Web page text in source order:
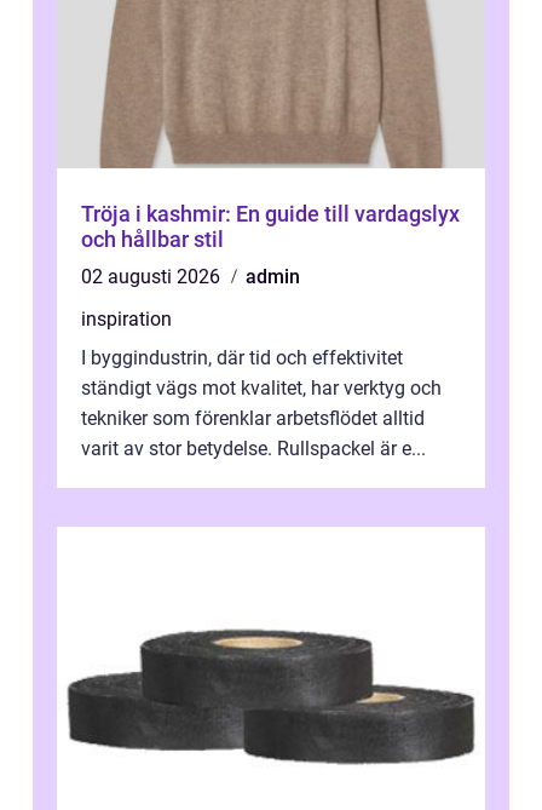
Tröja i kashmir: En guide till vardagslyx
och hållbar stil
02 augusti 2026
admin
inspiration
I byggindustrin, där tid och effektivitet
ständigt vägs mot kvalitet, har verktyg och
tekniker som förenklar arbetsflödet alltid
varit av stor betydelse. Rullspackel är e...